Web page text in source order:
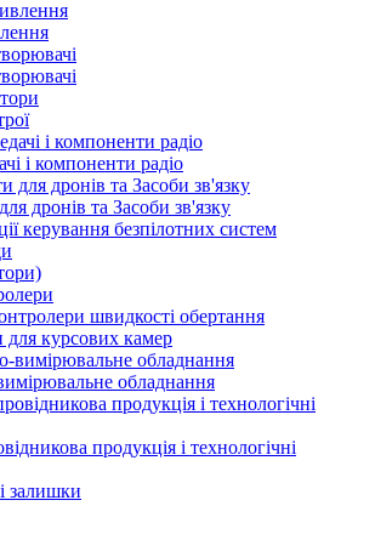
і компоненти радіо
дронів та Засоби зв'язку
керування безпілотних систем
швидкості обертання
для курсових камер
обладнання
продукція і технологічні
залишки